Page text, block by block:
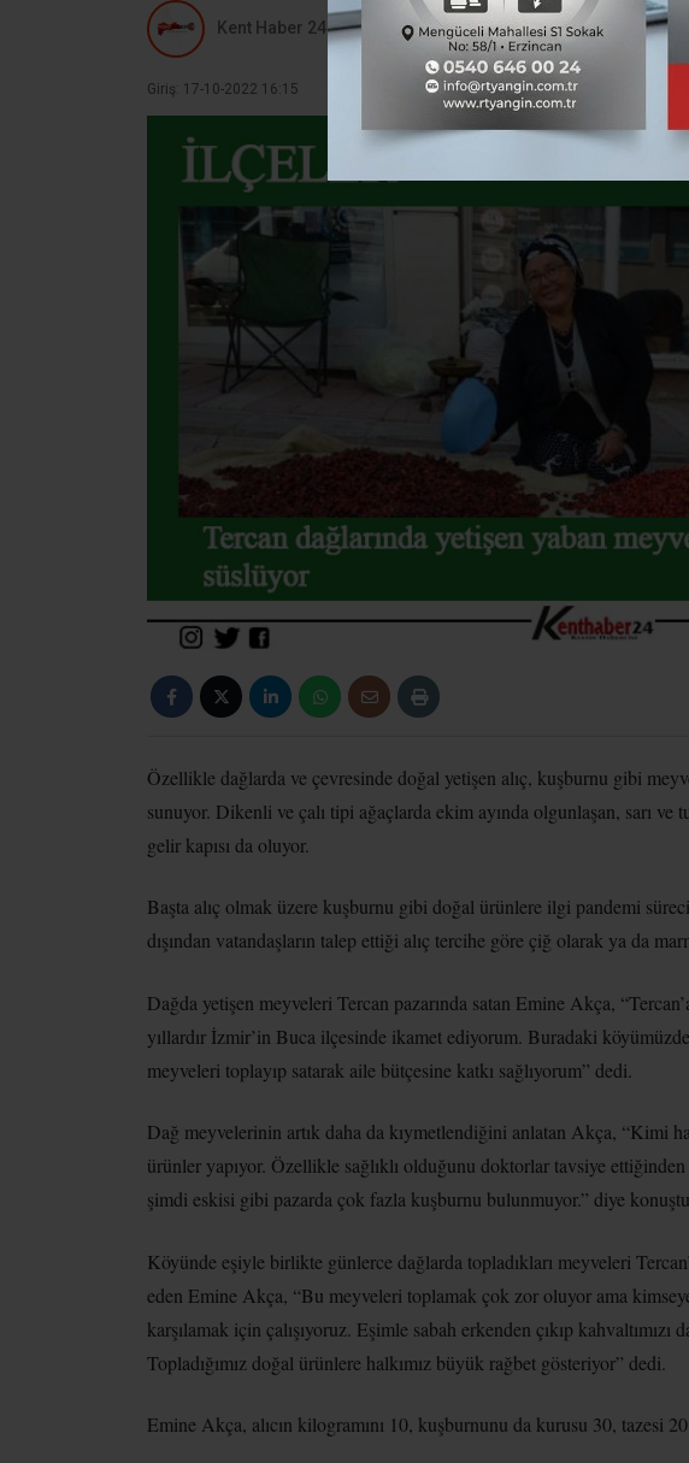
Kent Haber 24
Giriş: 17-10-2022 16:15
Özellikle dağlarda ve çevresinde doğal yetişen alıç, kuşburnu gibi
sunuyor. Dikenli ve çalı tipi ağaçlarda ekim ayında olgunlaşan, sarı ve
gelir kapısı da oluyor.
Başta alıç olmak üzere kuşburnu gibi doğal ürünlere ilgi pandemi
dışından vatandaşların talep ettiği alıç tercihe göre çiğ olarak ya da
Dağda yetişen meyveleri Tercan pazarında satan Emine Akça,
yıllardır İzmir’in Buca ilçesinde ikamet ediyorum. Buradaki
meyveleri toplayıp satarak aile bütçesine katkı sağlıyorum” dedi.
Dağ meyvelerinin artık daha da kıymetlendiğini anlatan Akça, “Kimi
ürünler yapıyor. Özellikle sağlıklı olduğunu doktorlar tavsiye
şimdi eskisi gibi pazarda çok fazla kuşburnu bulunmuyor.” diye konuştu.
Köyünde eşiyle birlikte günlerce dağlarda topladıkları meyveleri
eden Emine Akça, “Bu meyveleri toplamak çok zor oluyor ama
karşılamak için çalışıyoruz. Eşimle sabah erkenden çıkıp
Topladığımız doğal ürünlere halkımız büyük rağbet gösteriyor” dedi.
Emine Akça, alıcın kilogramını 10, kuşburnunu da kurusu 30, tazesi 20